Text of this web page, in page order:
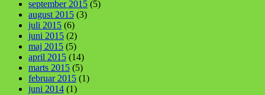
september 2015 (5)
august 2015 (3)
juli 2015 (6)
juni 2015 (2)
maj 2015 (5)
april 2015 (14)
marts 2015 (5)
februar 2015 (1)
juni 2014 (1)